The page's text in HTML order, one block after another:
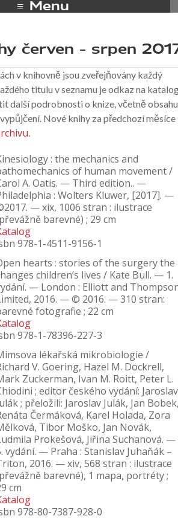
Menu
červen – srpen
v knihovně jsou zveřejňovány každý
titulu v seznamu je odkaz na
další podrobnosti o knize, včetně obsahu
Nové knihy za předchozí měsíce
.
: the mechanics and
of human movement /
A. Oatis. — Third edition.. —
: Wolters Kluwer, [2017]. —
— xix, 1006 stran : ilustrace
barevné) ; 29 cm
978-1-4511-9156-1
hearts : stories of the surgery the
children’s lives / Kate Bull. — 1.
— London : Elliott and
2016. — © 2016. — 310 stran:
fotografie ; 22 cm
978-1-78396-227-3
lékařská mikrobiologie /
V. Goering, Hazel M. Dockrell,
Zuckerman, Ivan M. Roitt, Peter L.
; editor českého vydání: Jaroslav
; přeložili: Jaroslav Julák, Jan
Čermáková, Karel Holada, Zora
Tibor Moško, Jan Novák,
Prokešová, Jiřina Suchanová. —
vydání. — Praha : Stanislav Juhaňák –
2016. — xiv, 568 stran : ilustrace
barevné), 1 mapa, portréty ;
cm
978-80-7387-928-0